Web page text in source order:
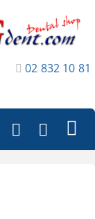
02 832 10 81